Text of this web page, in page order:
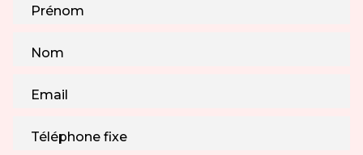
Prénom
Nom
Email
Téléphone fixe